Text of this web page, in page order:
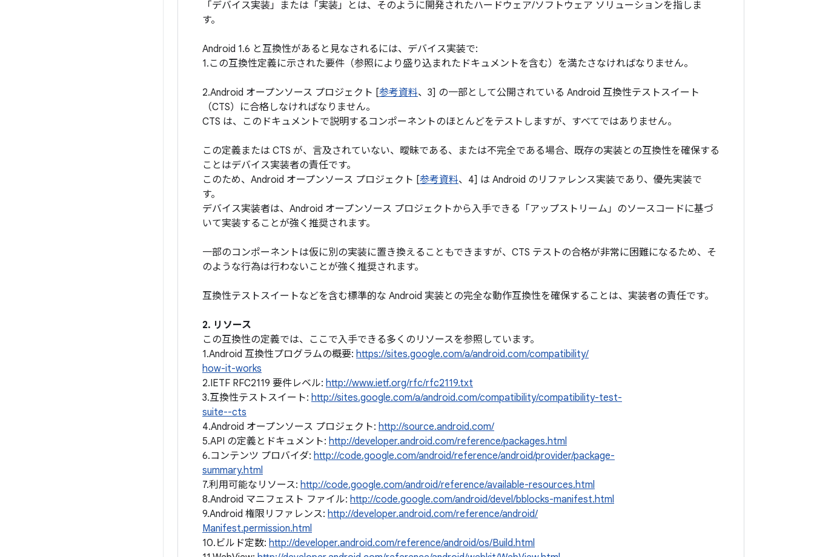
「デバイス実装」または「実装」とは、そのように開発されたハードウェア/ソフトウェア ソリューションを指しま
す。
Android 1.6 と互換性があると見なされるには、デバイス実装で:
1.この互換性定義に示された要件（参照により盛り込まれたドキュメントを含む）を満たさなければなりません。
2.Android オープンソース プロジェクト [参考資料、3] の一部として公開されている Android 互換性テストスイート
（CTS）に合格しなければなりません。
CTS は、このドキュメントで説明するコンポーネントのほとんどをテストしますが、すべてではありません。
この定義または CTS が、言及されていない、曖昧である、または不完全である場合、既存の実装との互換性を確保する
ことはデバイス実装者の責任です。
このため、Android オープンソース プロジェクト [参考資料、4] は Android のリファレンス実装であり、優先実装で
す。
デバイス実装者は、Android オープンソース プロジェクトから入手できる「アップストリーム」のソースコードに基づ
いて実装することが強く推奨されます。
一部のコンポーネントは仮に別の実装に置き換えることもできますが、CTS テストの合格が非常に困難になるため、そ
のような行為は行わないことが強く推奨されます。
互換性テストスイートなどを含む標準的な Android 実装との完全な動作互換性を確保することは、実装者の責任です。
2. リソース
この互換性の定義では、ここで入手できる多くのリソースを参照しています。
1.Android 互換性プログラムの概要: https://sites.google.com/a/android.com/compatibility/
how-it-works
2.IETF RFC2119 要件レベル: http://www.ietf.org/rfc/rfc2119.txt
3.互換性テストスイート: http://sites.google.com/a/android.com/compatibility/compatibility-test-
suite--cts
4.Android オープンソース プロジェクト: http://source.android.com/
5.API の定義とドキュメント: http://developer.android.com/reference/packages.html
6.コンテンツ プロバイダ: http://code.google.com/android/reference/android/provider/package-
summary.html
7.利用可能なリソース: http://code.google.com/android/reference/available-resources.html
8.Android マニフェスト ファイル: http://code.google.com/android/devel/bblocks-manifest.html
9.Android 権限リファレンス: http://developer.android.com/reference/android/
Manifest.permission.html
10.ビルド定数: http://developer.android.com/reference/android/os/Build.html